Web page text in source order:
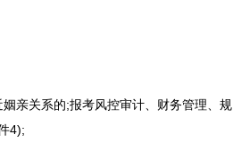
亲关系的;报考风控审计、财务管理、规
4);